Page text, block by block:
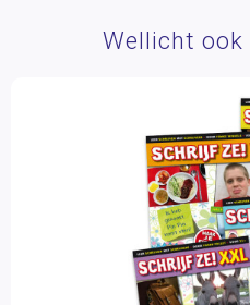
Wellicht ook